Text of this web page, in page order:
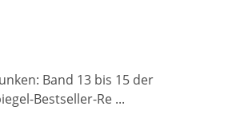
Band 13 bis 15 der
Bestseller-Re ...